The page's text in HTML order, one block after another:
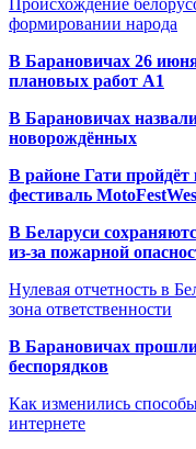
формировании народа
В Барановичах 26
плановых работ A1
В Барановичах
новорождённых
В районе Гати
фестиваль
В Беларуси
из-за пожарной
Нулевая отчетность в
зона ответственности
В Барановичах
беспорядков
Как изменились
интернете